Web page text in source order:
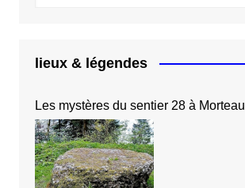
lieux & légendes
Les mystères du sentier 28 à Morteau